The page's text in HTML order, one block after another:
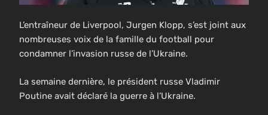
L’entraîneur de Liverpool, Jurgen Klopp, s’est joint aux
nombreuses voix de la famille du football pour
condamner l’invasion russe de l’Ukraine.
La semaine dernière, le président russe Vladimir
Poutine avait déclaré la guerre à l’Ukraine.